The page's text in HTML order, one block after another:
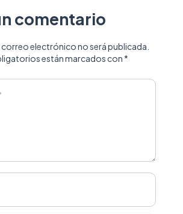
comentario
correo electrónico no será publicada.
están marcados con *